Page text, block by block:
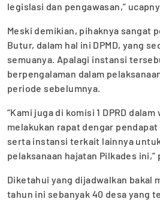
legislasi dan pengawasan,”
Meski demikian, pihaknya sangat
Butur, dalam hal ini DPMD, yang
semuanya. Apalagi instansi
berpengalaman dalam
periode sebelumnya.
“Kami juga di komisi 1 DPRD
melakukan rapat dengar pendapat
serta instansi terkait lainnya
pelaksanaan hajatan Pilkades ini,”
Diketahui yang dijadwalkan bakal
tahun ini sebanyak 40 desa yang